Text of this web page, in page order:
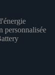
personnalisée